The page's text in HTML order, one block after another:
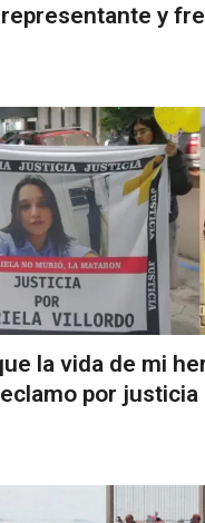
y
la vida de mi
por justicia